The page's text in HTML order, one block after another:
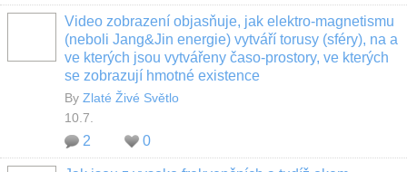
Video zobrazení objasňuje, jak elektro-magnetismu
(neboli Jang&Jin energie) vytváří torusy (sféry), na a
ve kterých jsou vytvářeny časo-prostory, ve kterých
se zobrazují hmotné existence
By Zlaté Živé Světlo
10.7.
2 0